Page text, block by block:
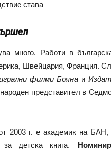
става
много. Работи в
Швейцария, Франция.
филми Бояна и
представител в
2003 г. е академик на
за детска книга.